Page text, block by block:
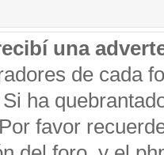
una
de cada
ha
favor